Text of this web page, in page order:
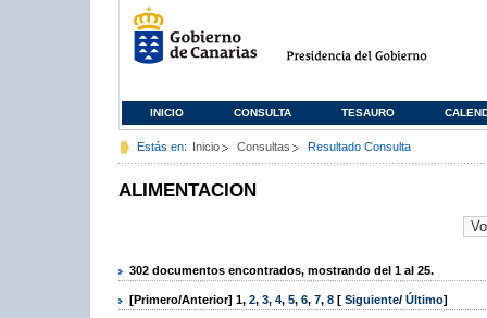
INICIO CONSULTA TESAURO
Estás en: Inicio Consultas Resultado Consulta
ALIMENTACION
302 documentos encontrados, mostrando del 1 al 25.
[Primero/Anterior] 1, 2, 3, 4, 5, 6, 7, 8 [ Siguiente/ Último]